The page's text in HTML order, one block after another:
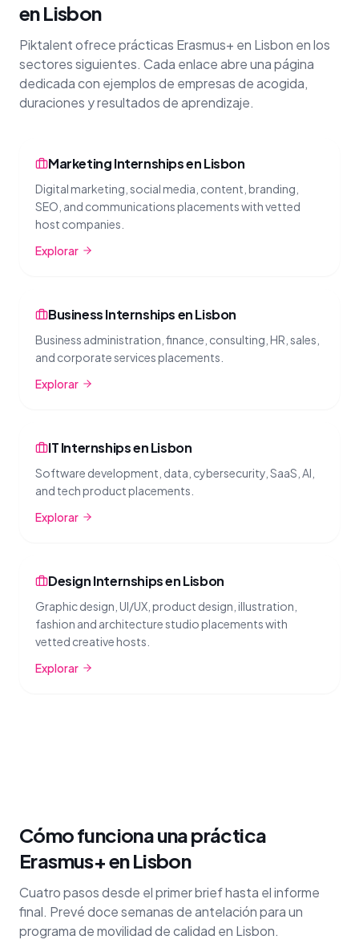
en Lisbon
Piktalent ofrece prácticas Erasmus+ en Lisbon en los
sectores siguientes. Cada enlace abre una página
dedicada con ejemplos de empresas de acogida,
duraciones y resultados de aprendizaje.
Marketing Internships en Lisbon
Digital marketing, social media, content, branding,
SEO, and communications placements with vetted
host companies.
Explorar
Business Internships en Lisbon
Business administration, finance, consulting, HR, sales,
and corporate services placements.
Explorar
IT Internships en Lisbon
Software development, data, cybersecurity, SaaS, AI,
and tech product placements.
Explorar
Design Internships en Lisbon
Graphic design, UI/UX, product design, illustration,
fashion and architecture studio placements with
vetted creative hosts.
Explorar
Cómo funciona una práctica
Erasmus+ en Lisbon
Cuatro pasos desde el primer brief hasta el informe
final. Prevé doce semanas de antelación para un
programa de movilidad de calidad en Lisbon.